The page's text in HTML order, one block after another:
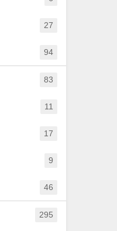
27
94
83
11
17
9
46
295